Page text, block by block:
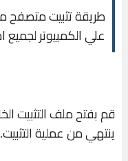
طريقة تثبيت متصفح
علي الكمبيوتر لجميع
قم بفتح ملف التثبيت
ينتهي من عملية